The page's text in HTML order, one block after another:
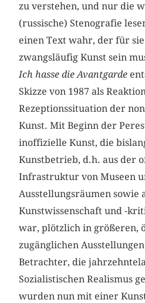
zu verstehen, und nur die
(russische) Stenografie
einen Text wahr, der für
zwangsläufig Kunst sein
Ich hasse die Avantgarde
Skizze von 1987 als
Rezeptionssituation der
Kunst. Mit Beginn der
inoffizielle Kunst, die
Kunstbetrieb, d.h. aus der
Infrastruktur von Museen
Ausstellungsräumen sowie
Kunstwissenschaft und -
war, plötzlich in größeren,
zugänglichen
Betrachter, die
Sozialistischen Realismus
wurden nun mit einer